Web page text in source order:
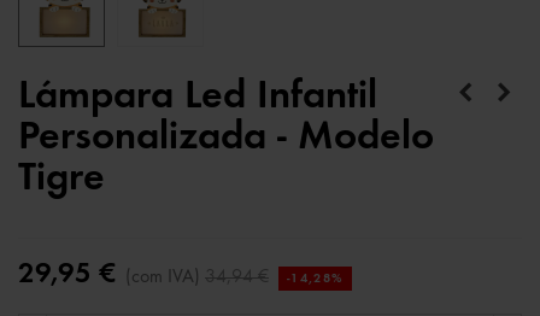
Lámpara Led Infantil
Personalizada - Modelo
Tigre
29,95 € (com IVA) 34,94 € -14,28%